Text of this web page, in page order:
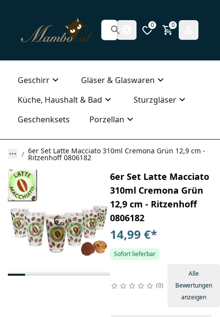
0 0
Geschirr
Gläser & Glaswaren
Küche, Haushalt & Bad
Sturzgläser
Geschenksets
Porzellan
6er Set Latte Macciato 310ml Cremona Grün 12,9 cm -
Ritzenhoff 0806182
6er Set Latte Macciato
310ml Cremona Grün
12,9 cm - Ritzenhoff
0806182
14,99 €*
Sofort lieferbar
0
Alle
Bewertungen
anzeigen